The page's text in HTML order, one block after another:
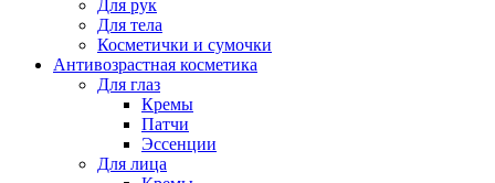
Для рук
Для тела
Косметички и сумочки
Антивозрастная косметика
Для глаз
Кремы
Патчи
Эссенции
Для лица